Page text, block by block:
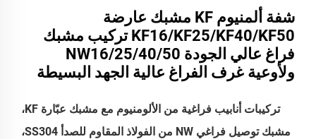
شفة ألمنيوم KF مشبك عارضة
KF16/KF25/KF40/KF50 تركيب مشبك
فراغ عالي الجودة NW16/25/40/50
ولأوعية غرف الفراغ عالية الجهد البسيطة
تركيبات أنابيب فراغية من الألومنيوم مع مشبك عبّارة KF،
مشبك توصيل فراغي NW من الفولاذ المقاوم للصدأ SS304،